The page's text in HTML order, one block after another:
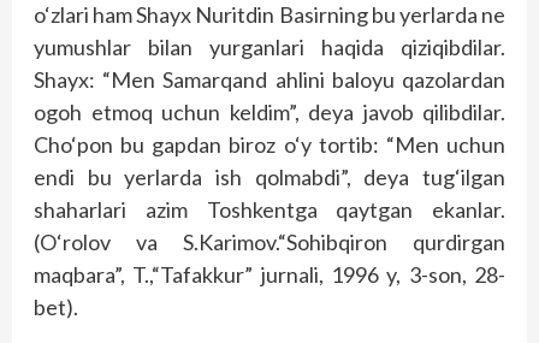
o‘zlari ham Shayx Nuritdin Basirning bu yerlarda ne
yumushlar bilan yurganlari haqida qiziqibdilar.
Shayx: “Men Samar­qand ahlini baloyu qazolardan
ogoh etmoq uchun keldim”, deya javob qilibdilar.
Cho‘pon bu gapdan biroz o‘y tortib: “Men uchun
endi bu yerlarda ish qolmabdi”, deya tug‘ilgan
shaharlari azim Toshkentga qaytgan ekanlar.
(O‘rolov va S.Kari­mov.“Sohib­qiron qurdirgan
maqbara”, T.,“Tafakkur” jurnali, 1996 y, 3-son, 28-
bet).